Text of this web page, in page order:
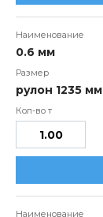
0.6 мм
рулон 1235 мм